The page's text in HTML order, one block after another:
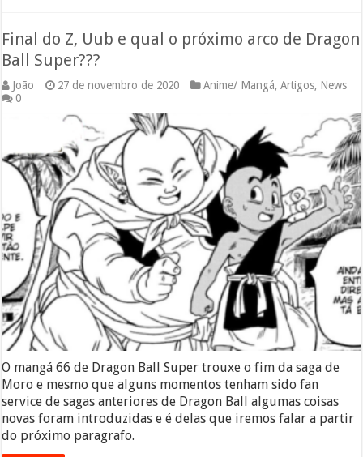
Final do Z, Uub e qual o próximo arco de Dragon
Ball Super???
João 27 de novembro de 2020 Anime/ Mangá,Artigos, News
0
O mangá 66 de Dragon Ball Super trouxe o fim da saga de
Moro e mesmo que alguns momentos tenham sido fan
service de sagas anteriores de Dragon Ball algumas coisas
novas foram introduzidas e é delas que iremos falar a partir
do próximo paragrafo.